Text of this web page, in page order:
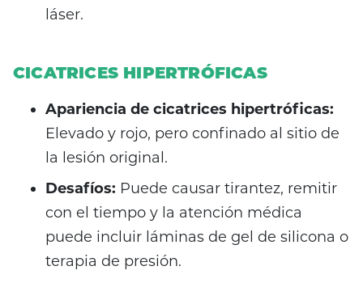
láser.
CICATRICES HIPERTRÓFICAS
Apariencia de cicatrices hipertróficas:
Elevado y rojo, pero confinado al sitio de
la lesión original.
Desafíos: Puede causar tirantez, remitir
con el tiempo y la atención médica
puede incluir láminas de gel de silicona o
terapia de presión.